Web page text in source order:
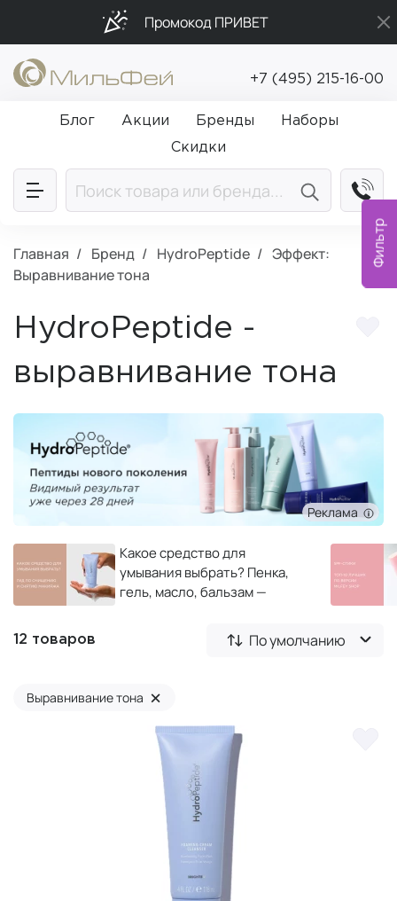
Фильтр
Промокод ПРИВЕТ
Бесплатная доставка от 5 000₽
Подарки в каждый заказ от 5 000₽
+7 (495) 215-16-00
Блог Акции Бренды
Наборы
Скидки
Главная Бренд HydroPeptide
Эффект:
Выравнивание тона
HydroPeptide -
выравнивание тона
Реклама
Какое средство для
умывания выбрать? Пенка,
гель, масло, бальзам —
12 товаров По умолчанию
Выравнивание тона ×